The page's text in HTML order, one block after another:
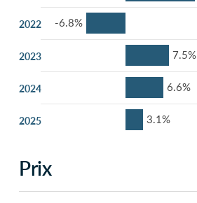
-6.8%
7.5%
6.6%
3.1%
2022
2023
2024
2025
Prix